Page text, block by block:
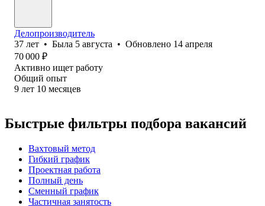
Делопроизводитель
37 лет • Была 5 августа • Обновлено 14 апреля
70 000 ₽
Активно ищет работу
Общий опыт
9 лет 10 месяцев
Быстрые фильтры подбора вакансий
Вахтовый метод
Гибкий график
Проектная работа
Полный день
Сменный график
Частичная занятость